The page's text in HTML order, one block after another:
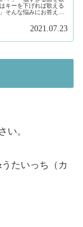
キーを下げれば歌える
そんな悩みにお答えし
2021.07.23
い。
たいっち（カ